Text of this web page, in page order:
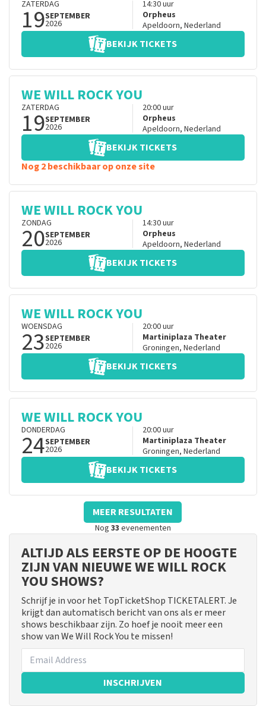
ZATERDAG
19SEPTEMBER
2026
14:30uur
Orpheus
Apeldoorn, Nederland
BEKIJK TICKETS
WE WILL ROCK YOU
ZATERDAG
19SEPTEMBER
2026
20:00uur
Orpheus
Apeldoorn, Nederland
BEKIJK TICKETS
Nog 2 beschikbaar op onze site
WE WILL ROCK YOU
ZONDAG
20SEPTEMBER
2026
14:30uur
Orpheus
Apeldoorn, Nederland
BEKIJK TICKETS
WE WILL ROCK YOU
WOENSDAG
23SEPTEMBER
2026
20:00uur
Martiniplaza Theater
Groningen, Nederland
BEKIJK TICKETS
WE WILL ROCK YOU
DONDERDAG
24SEPTEMBER
2026
20:00uur
Martiniplaza Theater
Groningen, Nederland
BEKIJK TICKETS
MEER RESULTATEN
Nog 33 evenementen
ALTIJD ALS EERSTE OP DE HOOGTE
ZIJN VAN NIEUWE WE WILL ROCK
YOU SHOWS?
Schrijf je in voor het TopTicketShop TICKETALERT. Je
krijgt dan automatisch bericht van ons als er meer
shows beschikbaar zijn. Zo hoef je nooit meer een
show van We Will Rock You te missen!
INSCHRIJVEN